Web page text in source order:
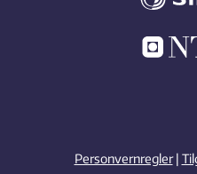
Personvernregler |